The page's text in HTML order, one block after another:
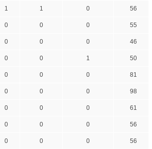
1 1 0
56
0 0 0
55
0 0 0
46
0 0 1
50
0 0 0
81
0 0 0
98
0 0 0
61
0 0 0
56
0 0 0
56